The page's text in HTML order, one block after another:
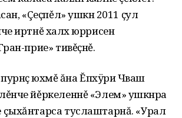
«Çеҫпěл» ушкӑн 2011 ҫул
иртнĕ халӑх юррисен
прие» тивěҫнě.
юхӑмě ăна Ĕпхÿри Чӑваш
йěркеленнě «Элем» ушкӑнра
туслаштарнă. «Урал